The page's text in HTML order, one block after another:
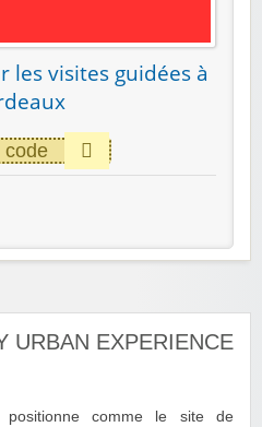
les visites guidées à
code
URBAN EXPERIENCE
positionne comme le site de